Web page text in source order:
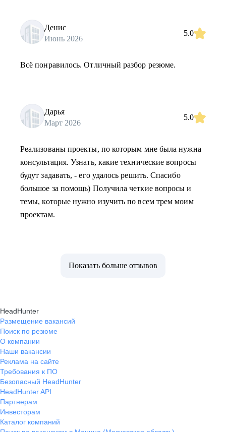
Денис
Июнь 2026
5.0
Всё понравилось. Отличный разбор резюме.
Дарья
Март 2026
5.0
Реализованы проекты, по которым мне была нужна
консультация. Узнать, какие технические вопросы
будут задавать, - его удалось решить. Спасибо
большое за помощь) Получила четкие вопросы и
темы, которые нужно изучить по всем трем моим
проектам.
Показать больше отзывов
HeadHunter
Размещение вакансий
Поиск по резюме
О компании
Наши вакансии
Реклама на сайте
Требования к ПО
Безопасный HeadHunter
HeadHunter API
Партнерам
Инвесторам
Каталог компаний